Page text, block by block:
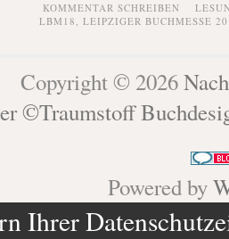
KOMMENTAR SCHREIBEN
LBM18, LEIPZIGER BUCHMESSE
Copyright © 2026
©Traumstoff
Powered by
Ihrer